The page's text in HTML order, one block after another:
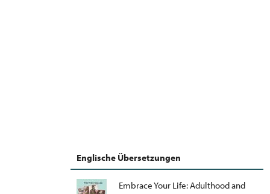
Englische Übersetzungen
Embrace Your Life: Adulthood and